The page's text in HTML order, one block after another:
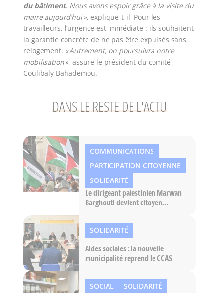
du bâtiment. Nous avons espoir grâce à la visite du
maire aujourd’hui », explique-t-il. Pour les
travailleurs, l’urgence est immédiate : ils souhaitent
la garantie concrète de ne pas être expulsés sans
relogement. « Autrement, on poursuivra notre
mobilisation », assure le président du comité
Coulibaly Bahademou.
DANS LE RESTE DE L'ACTU
COMMUNICATIONS
PARTICIPATION CITOYENNE
SOLIDARITÉ
Le dirigeant palestinien Marwan
Barghouti devient citoyen
Pierrefitte
SOLIDARITÉ
Aides sociales : la nouvelle
municipalité reprend le CCAS
SOCIAL SOLIDARITÉ